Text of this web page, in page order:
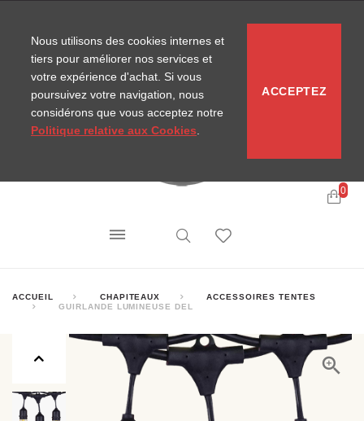
0
ACCUEIL CHAPITEAUX
ACCESSOIRES TENTES
GUIRLANDE LUMINEUSE DEL
Nous utilisons des cookies internes et
tiers pour améliorer nos services et
votre expérience d'achat. Si vous
poursuivez votre navigation, nous
considérons que vous acceptez notre
Politique relative aux Cookies
ACCEPTEZ